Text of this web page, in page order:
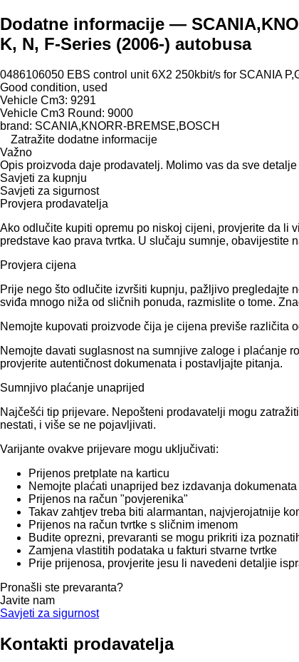
Dodatne informacije —
K, N, F-Series (2006-) autobusa
0486106050 EBS control unit 6X2 250kbit/s for SCANIA
Good condition, used
Vehicle Cm3: 9291
Vehicle Cm3 Round: 9000
brand: SCANIA,KNORR-BREMSE,BOSCH
Zatražite dodatne informacije
Važno
Opis proizvoda daje prodavatelj. Molimo vas da sve
Savjeti za kupnju
Savjeti za sigurnost
Provjera prodavatelja
Ako odlučite kupiti opremu po niskoj cijeni, provjerite da li
predstave kao prava tvrtka. U slučaju sumnje, obavijestite
Provjera cijena
Prije nego što odlučite izvršiti kupnju, pažljivo pregledajte
sviđa mnogo niža od sličnih ponuda, razmislite o tome.
Nemojte kupovati proizvode čija je cijena previše različita
Nemojte davati suglasnost na sumnjive zaloge i plaćanje
provjerite autentičnost dokumenata i postavljajte pitanja.
Sumnjivo plaćanje unaprijed
Najčešći tip prijevare. Nepošteni prodavatelji mogu
nestati, i više se ne pojavljivati.
Varijante ovakve prijevare mogu uključivati:
Prijenos pretplate na karticu
Nemojte plaćati unaprijed bez izdavanja
Prijenos na račun "povjerenika"
Takav zahtjev treba biti alarmantan, najvjerojatnije
Prijenos na račun tvrtke s sličnim imenom
Budite oprezni, prevaranti se mogu prikriti iza
Zamjena vlastitih podataka u fakturi stvarne tvrtke
Prije prijenosa, provjerite jesu li navedeni detaljie
Pronašli ste prevaranta?
Javite nam
Savjeti za sigurnost
Kontakti prodavatelja